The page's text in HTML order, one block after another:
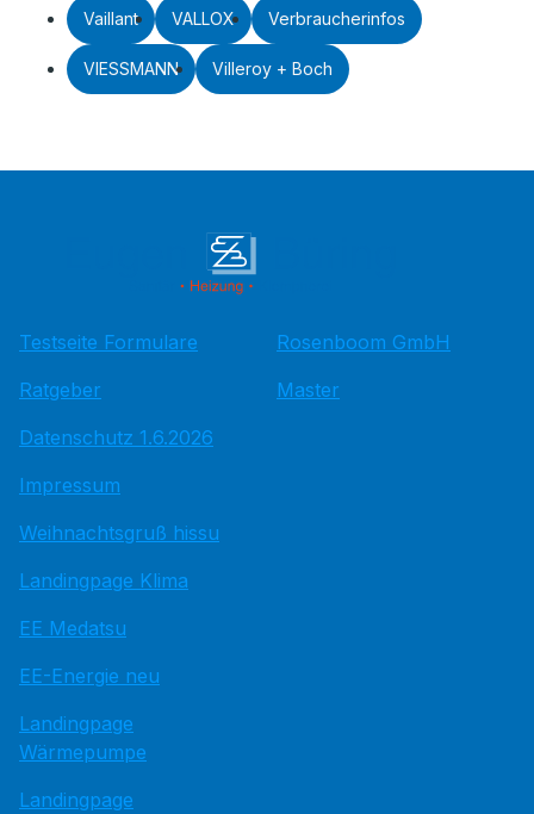
Vaillant VALLOX Verbraucherinfos
VIESSMANN Villeroy + Boch
Testseite Formulare
Ratgeber
Datenschutz 1.6.2026
Impressum
Weihnachtsgruß hissu
Landingpage Klima
EE Medatsu
EE-Energie neu
Landingpage
Wärmepumpe
Landingpage
Rosenboom GmbH
Master